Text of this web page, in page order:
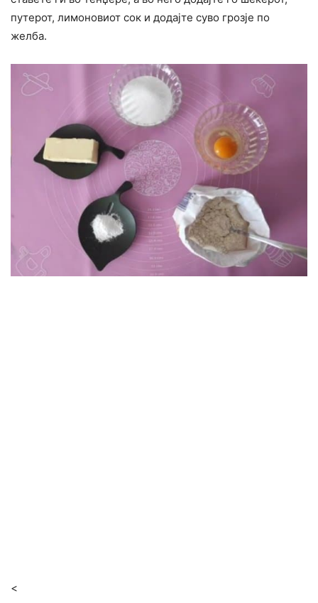
путерот, лимоновиот сок и додајте суво грозје по
желба.
<